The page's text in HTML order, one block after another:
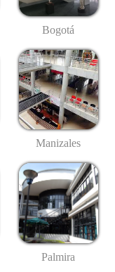
Bogotá
Manizales
Palmira